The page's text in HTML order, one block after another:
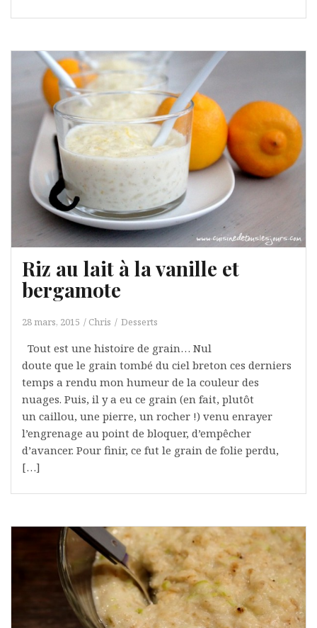
Riz au lait à la vanille et
bergamote
28 mars, 2015 Chris Desserts
Tout est une histoire de grain… Nul
doute que le grain tombé du ciel breton ces derniers
temps a rendu mon humeur de la couleur des
nuages. Puis, il y a eu ce grain (en fait, plutôt
un caillou, une pierre, un rocher !) venu enrayer
l’engrenage au point de bloquer, d’empêcher
d’avancer. Pour finir, ce fut le grain de folie perdu,
[…]